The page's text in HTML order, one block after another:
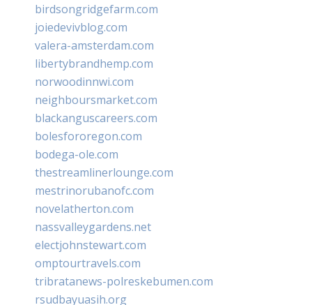
birdsongridgefarm.com
joiedevivblog.com
valera-amsterdam.com
libertybrandhemp.com
norwoodinnwi.com
neighboursmarket.com
blackanguscareers.com
bolesfororegon.com
bodega-ole.com
thestreamlinerlounge.com
mestrinorubanofc.com
novelatherton.com
nassvalleygardens.net
electjohnstewart.com
omptourtravels.com
tribratanews-polreskebumen.com
rsudbayuasih.org